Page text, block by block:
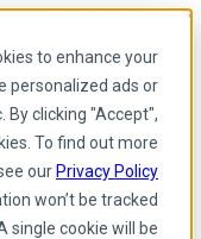
to enhance your
personalized ads or
clicking "Accept",
To find out more
our Privacy Policy
won’t be tracked
single cookie will be
Skip to main content
Arabic
Arabic
إنجليزي
فرنسية
Portuguese
Spanish